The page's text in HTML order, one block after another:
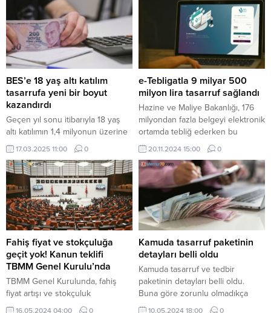
sahibi de olabileceği sistemde
Emlak Katılım Tasarruf Finansman,
vatandaşlara destek olacak.
BES’e 18 yaş altı katılım
tasarrufa yeni bir boyut
kazandırdı
Geçen yıl sonu itibarıyla 18 yaş
altı katılımın 1,4 milyonun üzerine
çıktığı Bireysel Emeklilik Sistemi
(BES), uzun vadeli finansal
güvence oluşturma isteği ve
devlet katkısının sağladığı
avantajlarla bireysel tasarrufta ön
plana çıkıyor.
17.03.2025 11:00 0
e-Tebligatla 9 milyar 500
milyon lira tasarruf sağlandı
Hazine ve Maliye Bakanlığı, 176
milyondan fazla belgeyi elektronik
ortamda tebliğ ederken bu
sayede 9,5 milyar lira tasarruf
edildi.
20.11.2024 15:00 0
Fahiş fiyat ve stokçuluğa
geçit yok! Kanun teklifi
TBMM Genel Kurulu’nda
TBMM Genel Kurulunda, fahiş
fiyat artışı ve stokçuluk
cezalarının artırılmasını da içeren
16.05.2024 04:00 0
Kamuda tasarruf paketinin
detayları belli oldu
Kamuda tasarruf ve tedbir
paketinin detayları belli oldu.
Buna göre zorunlu olmadıkça
kamu kurum ve kuruluşları bina
10.05.2024 18:00 0